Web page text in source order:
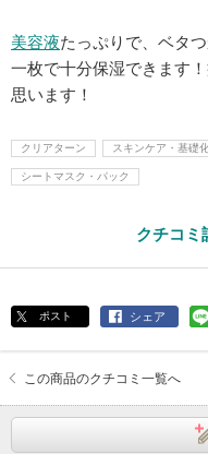
美容液たっぷりで、ベタ
一枚で十分保湿できます
思います！
クリアターン スキンケア・基礎
シートマスク・パック
クチコミ
ポスト シェア
この商品のクチコミ一覧へ